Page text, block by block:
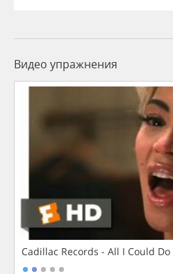
Видео упражнения
Cadillac Records - All I Could Do